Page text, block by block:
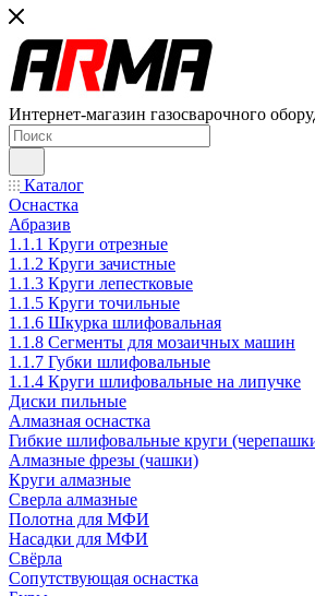
Интернет-магазин газосварочного
Каталог
Оснастка
Абразив
1.1.1 Круги отрезные
1.1.2 Круги зачистные
1.1.3 Круги лепестковые
1.1.5 Круги точильные
1.1.6 Шкурка шлифовальная
1.1.8 Сегменты для мозаичных машин
1.1.7 Губки шлифовальные
1.1.4 Круги шлифовальные на липучке
Диски пильные
Алмазная оснастка
Гибкие шлифовальные круги
Алмазные фрезы (чашки)
Круги алмазные
Сверла алмазные
Полотна для МФИ
Насадки для МФИ
Свёрла
Сопутствующая оснастка